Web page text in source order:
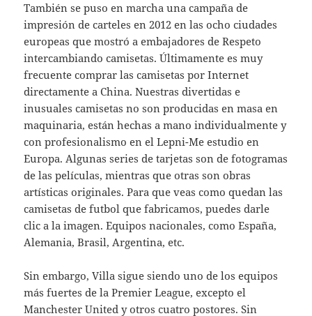
También se puso en marcha una campaña de
impresión de carteles en 2012 en las ocho ciudades
europeas que mostró a embajadores de Respeto
intercambiando camisetas. Últimamente es muy
frecuente comprar las camisetas por Internet
directamente a China. Nuestras divertidas e
inusuales camisetas no son producidas en masa en
maquinaria, están hechas a mano individualmente y
con profesionalismo en el Lepni-Me estudio en
Europa. Algunas series de tarjetas son de fotogramas
de las películas, mientras que otras son obras
artísticas originales. Para que veas como quedan las
camisetas de futbol que fabricamos, puedes darle
clic a la imagen. Equipos nacionales, como España,
Alemania, Brasil, Argentina, etc.
Sin embargo, Villa sigue siendo uno de los equipos
más fuertes de la Premier League, excepto el
Manchester United y otros cuatro postores. Sin